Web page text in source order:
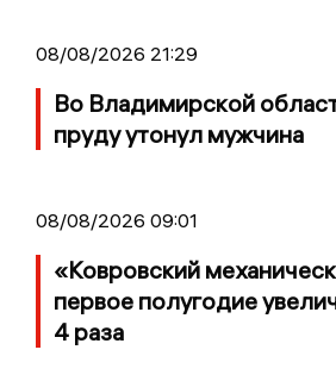
08/08/2026 21:29
Во Владимирской
пруду утонул мужчина
08/08/2026 09:01
«Ковровский
первое полугодие
4 раза